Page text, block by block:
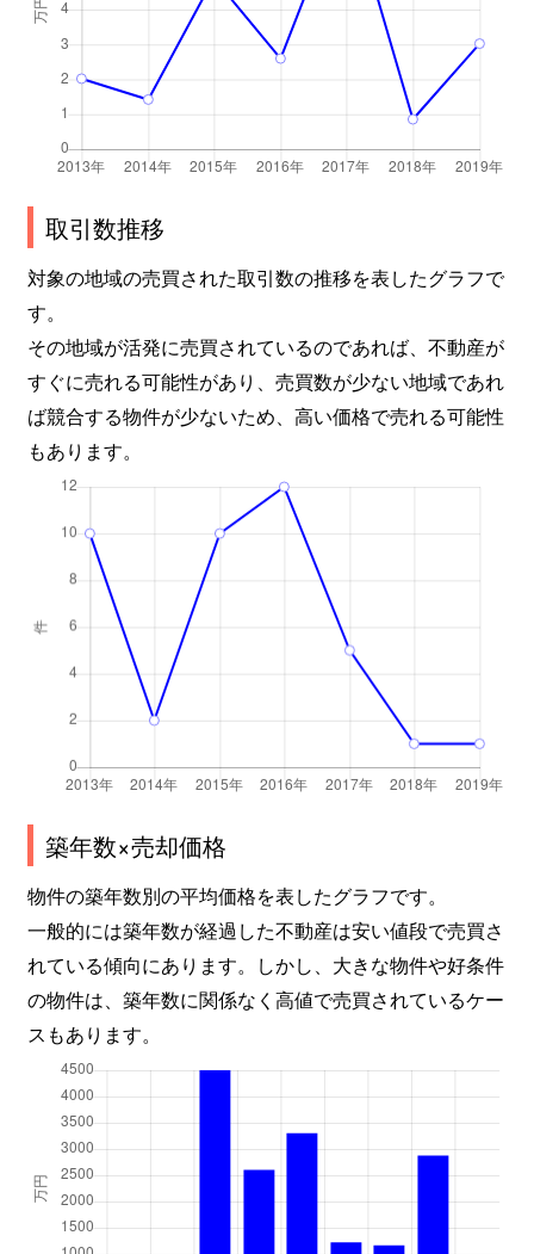
取引数推移
対象の地域の売買された取引数の推移を表したグラフで
す。
その地域が活発に売買されているのであれば、不動産が
すぐに売れる可能性があり、売買数が少ない地域であれ
ば競合する物件が少ないため、高い価格で売れる可能性
もあります。
築年数×売却価格
物件の築年数別の平均価格を表したグラフです。
一般的には築年数が経過した不動産は安い値段で売買さ
れている傾向にあります。しかし、大きな物件や好条件
の物件は、築年数に関係なく高値で売買されているケー
スもあります。